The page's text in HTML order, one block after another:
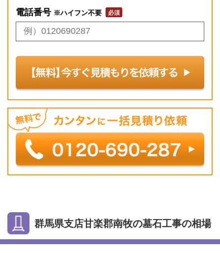
電話番号 ※ハイフン不要
群馬県支店甘楽郡南牧の墓石工事の相場